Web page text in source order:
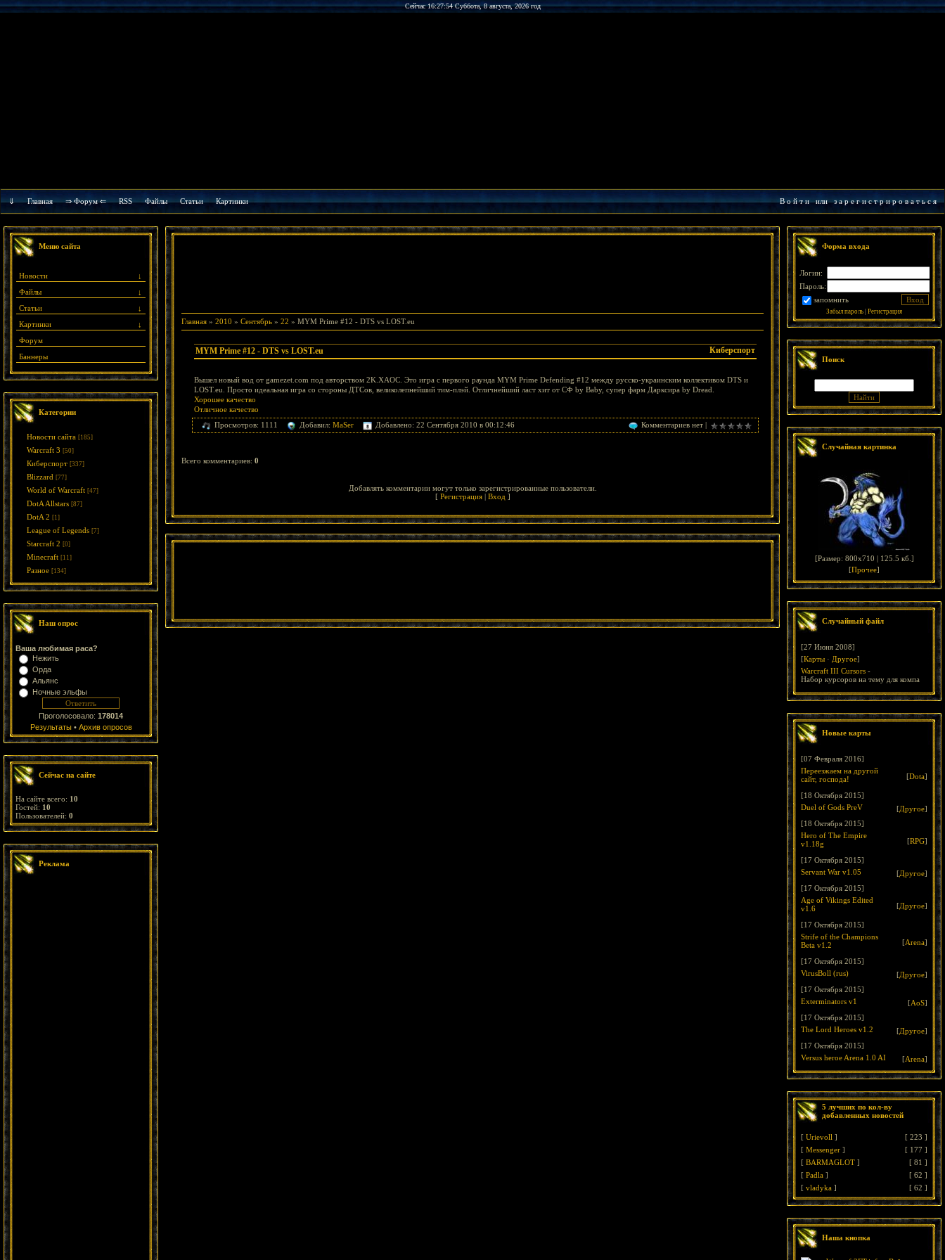
Сейчас 16:27:54 Суббота, 8 августа, 2026 год
⇓ Главная ⇒ Форум ⇐ RSS Файлы Cтатьи Картинки В о й т иилиз а р е г и с т р и р о в а т ь с я
Меню сайта
↓
Новости
↓
Файлы
↓
Статьи
↓
Картинки
Форум
Баннеры
Категории
Новости сайта [185]
Warcraft 3 [50]
Киберспорт [337]
Blizzard [77]
World of Warcraft [47]
DotA Allstars [87]
DotA 2 [1]
League of Legends [7]
Starcraft 2 [0]
Minecraft [11]
Разное [134]
Наш опрос
Ваша любимая раса?
Нежить
Орда
Альянс
Ночные эльфы
Проголосовало: 178014
Результаты• Архив опросов
Сейчас на сайте
На сайте всего: 10
Гостей: 10
Пользователей: 0
Реклама
Главная » 2010 » Сентябрь » 22 » MYM Prime #12 - DTS vs LOST.eu
Киберспорт
MYM Prime #12 - DTS vs LOST.eu
Вышел новый вод от gamezet.com под авторством 2K.XAOC. Это игра с первого раунда MYM Prime Defending #12 между русско-украинским коллективом DTS и
LOST.eu. Просто идеальная игра со стороны ДТСов, великолепнейший тим-плэй. Отличнейший ласт хит от СФ by Baby, супер фарм Дарксира by Dread.
Хорошее качество
Отличное качество
Просмотров: 1111
Добавил: MaSer Добавлено: 22 Сентября 2010 в 00:12:46 Комментариев нет |
Всего комментариев: 0
Добавлять комментарии могут только зарегистрированные пользователи.
[ Регистрация| Вход ]
Форма входа
Логин:
Пароль:
запомнить
Забыл пароль Регистрация
Поиск
Случайная картинка
[Размер: 800x710 | 125.5 кб. ]
[Прочее]
Случайный файл
[27 Июня 2008]
[Карты · Другое]
Warcraft III Cursors -
Набор курсоров на тему для компа
Новые карты
[07 Февраля 2016]
Переезжаем на другой
сайт, господа!
[Dota]
[18 Октября 2015]
Duel of Gods PreV
[Другое]
[18 Октября 2015]
Hero of The Empire
v1.18g
[RPG]
[17 Октября 2015]
Servant War v1.05
[Другое]
[17 Октября 2015]
Age of Vikings Edited
v1.6
[Другое]
[17 Октября 2015]
Strife of the Champions
Beta v1.2
[Arena]
[17 Октября 2015]
VirusBoll (rus)
[Другое]
[17 Октября 2015]
Exterminators v1
[AoS]
[17 Октября 2015]
The Lord Heroes v1.2
[Другое]
[17 Октября 2015]
Versus heroe Arena 1.0 AI
[Arena]
5 лучших по кол-ву
добавленных новостей
[ Urievoll ] [ 223 ]
[ Messenger ] [ 177 ]
[ BARMAGLOT ] [ 81 ]
[ Padla ] [ 62 ]
[ vladyka ] [ 62 ]
Наша кнопка